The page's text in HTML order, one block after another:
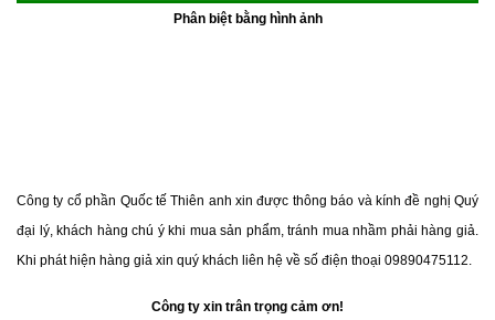
Phân biệt bằng hình ảnh
Công ty cổ phần Quốc tế Thiên anh xin được thông báo và kính đề nghị Quý
đại lý, khách hàng chú ý khi mua sản phẩm, tránh mua nhầm phải hàng giả.
Khi phát hiện hàng giả xin quý khách liên hệ về số điện thoại 09890475112.
Công ty xin trân trọng cảm ơn!